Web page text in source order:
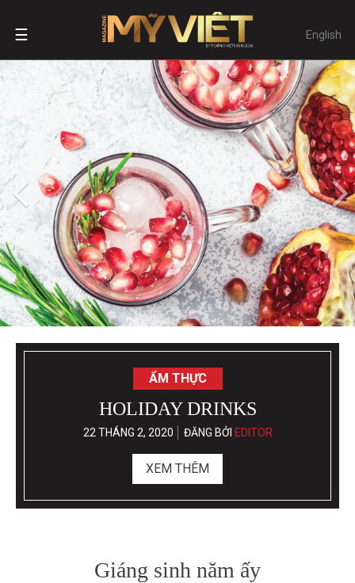
☰ English
ẨM THỰC
HOLIDAY DRINKS
22 THÁNG 2, 2020 ĐĂNG BỞI EDITOR
XEM THÊM
Giáng sinh năm ấy